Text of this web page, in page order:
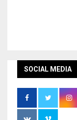
SOCIAL MEDIA